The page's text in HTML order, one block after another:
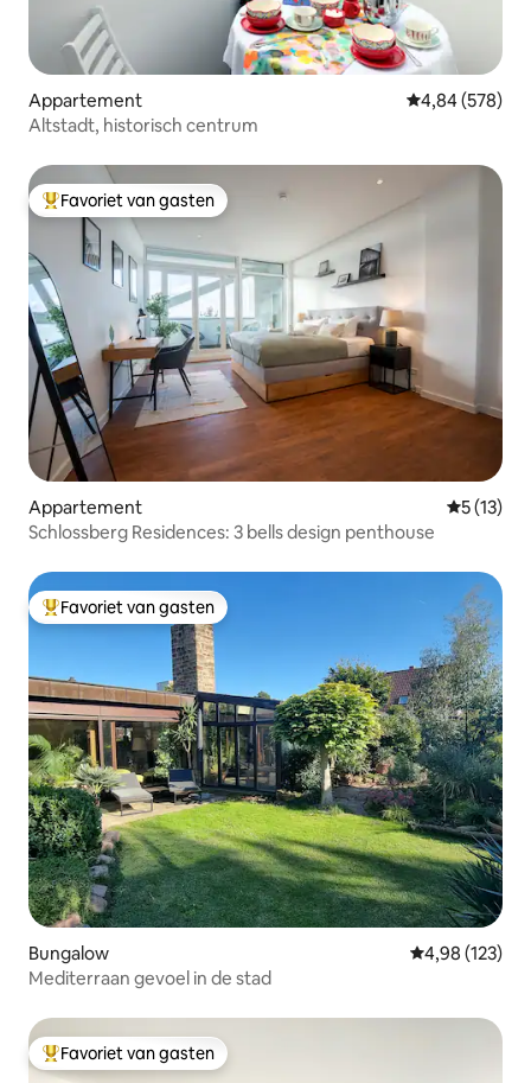
Appartement Gemiddelde
4,84 (578)
Altstadt, historisch centrum
Topfavoriet van gasten
Favoriet van gasten
Appartement
5 (13)
Schlossberg Residences: 3 bells design penthouse
Topfavoriet van gasten
Favoriet van gasten
Bungalow Gemiddelde
4,98 (123)
Mediterraan gevoel in de stad
Topfavoriet van gasten
Favoriet van gasten